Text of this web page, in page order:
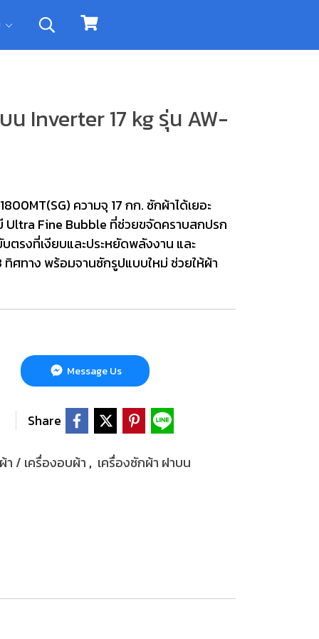
น Inverter 17 kg รุ่น AW-
ความจุ 17 กก. ซักผ้าได้เยอะ
Ultra Fine Bubble ที่ช่วยขจัดคราบสกปรก
ตรงที่เงียบและประหยัดพลังงาน และ
ศทาง พร้อมจานซักรูปแบบใหม่ ช่วยให้ผ้า
Message Us
Share
า / เครื่องอบผ้า , เครื่องซักผ้า ฝาบน